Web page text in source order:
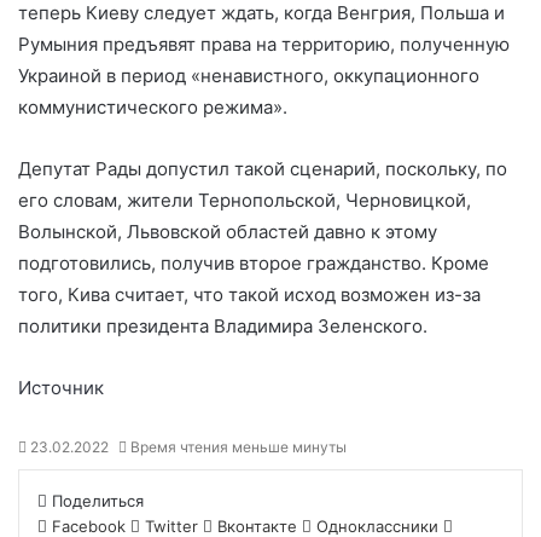
теперь Киеву следует ждать, когда Венгрия, Польша и
Румыния предъявят права на территорию, полученную
Украиной в период «ненавистного, оккупационного
коммунистического режима».
Депутат Рады допустил такой сценарий, поскольку, по
его словам, жители Тернопольской, Черновицкой,
Волынской, Львовской областей давно к этому
подготовились, получив второе гражданство. Кроме
того, Кива считает, что такой исход возможен из-за
политики президента Владимира Зеленского.
Источник
23.02.2022 Время чтения меньше минуты
Поделиться
Facebook
Twitter Вконтакте
Одноклассники